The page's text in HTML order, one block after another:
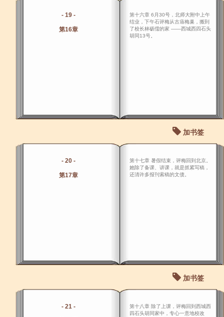
- 19 -
第16章
第十六章 6月30号，北师大附中上午
结业，下午石评梅从古庙梅巢，搬到
了校长林砺儒的家 ――西城西四石头
胡同13号。
加书签
- 20 -
第17章
第十七章 暑假结束，评梅回到北京。
她除了备课、讲课，就是抓紧写稿，
还清许多报刊索稿的文债。
加书签
- 21 -
第十八章 除了上课，评梅回到西城西
四石头胡同家中，专心一意地校改